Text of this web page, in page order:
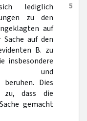
5
lediglich
zu den
auf
auf den
B. zu
insbesondere
und
beruhen. Dies
dass die
gemacht